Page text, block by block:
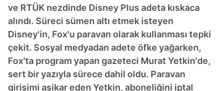
ve RTÜK nezdinde Disney Plus adeta kıskaca
alındı. Süreci sümen altı etmek isteyen
Disney'in, Fox'u paravan olarak kullanması tepki
çekit. Sosyal medyadan adete öfke yağarken,
Fox'ta program yapan gazeteci Murat Yetkin'de,
sert bir yazıyla sürece dahil oldu. Paravan
girişimi aşikar eden Yetkin, aboneliğini iptal